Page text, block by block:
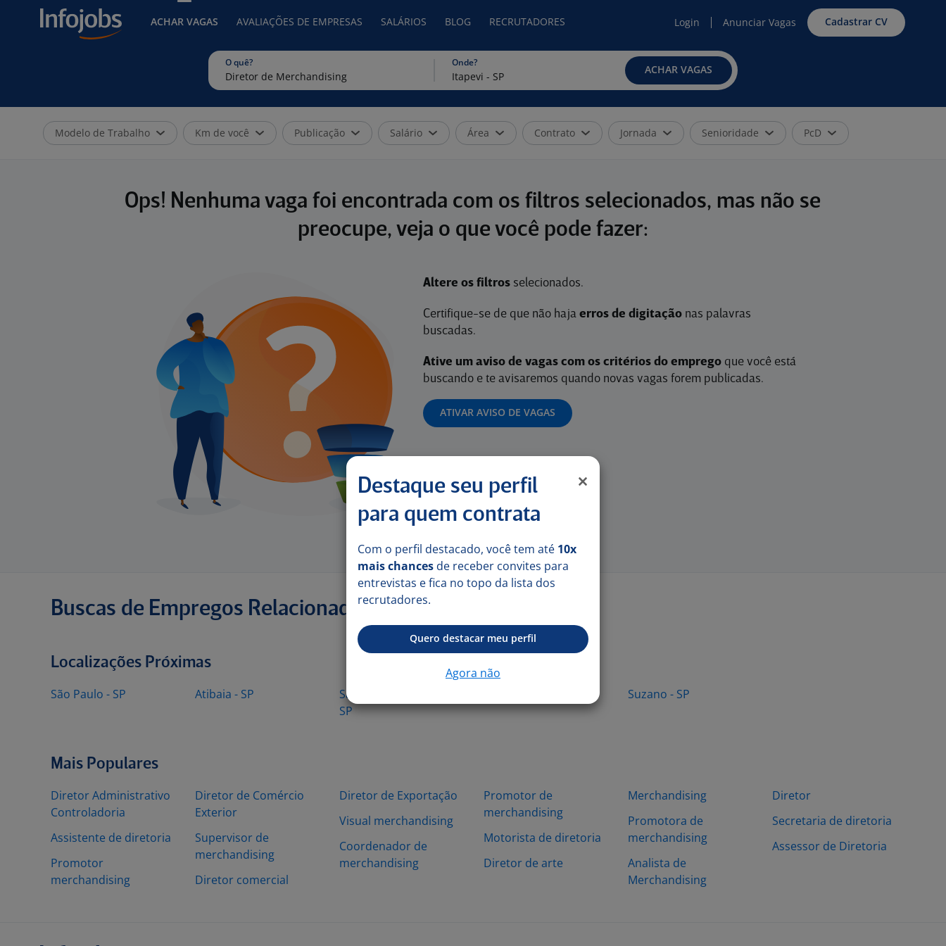
ACHAR VAGAS AVALIAÇÕES DE EMPRESAS SALÁRIOS BLOG RECRUTADORES Login Anunciar Vagas Cadastrar CV
O quê? Onde?
ACHAR VAGAS
Modelo de Trabalho Km de você Publicação Salário Área Contrato Jornada Senioridade PcD
Ops! Nenhuma vaga foi encontrada com os filtros selecionados, mas não se
preocupe, veja o que você pode fazer:
Altere os filtrosselecionados.
Certifique-se de que não haja erros de digitaçãonas palavras
buscadas.
Ative um aviso de vagas com os critérios do empregoque você está
buscando e te avisaremos quando novas vagas forem publicadas.
ATIVAR AVISO DE VAGAS
Buscas de Empregos Relacionadas
Localizações Próximas
São Paulo - SP Atibaia - SP
São Caetano do Sul -
SP
Suzano - SP
Mais Populares
Diretor Administrativo
Controladoria
Assistente de diretoria
Promotor
merchandising
Diretor de Comércio
Exterior
Supervisor de
merchandising
Diretor comercial
Diretor de Exportação
Visual merchandising
Coordenador de
merchandising
Promotor de
merchandising
Motorista de diretoria
Diretor de arte
Merchandising
Promotora de
merchandising
Analista de
Merchandising
Diretor
Secretaria de diretoria
Assessor de Diretoria
Destaque seu perfil
para quem contrata
Com o perfil destacado, você tem até 10x
mais chances de receber convites para
entrevistas e fica no topo da lista dos
recrutadores.
Quero destacar meu perfil
Agora não